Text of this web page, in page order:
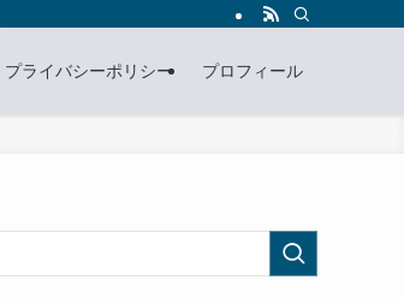
プライバシーポリシー プロフィール